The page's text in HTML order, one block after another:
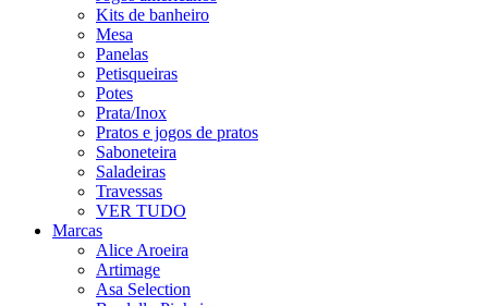
Kits de banheiro
Mesa
Panelas
Petisqueiras
Potes
Prata/Inox
Pratos e jogos de pratos
Saboneteira
Saladeiras
Travessas
VER TUDO
Marcas
Alice Aroeira
Artimage
Asa Selection